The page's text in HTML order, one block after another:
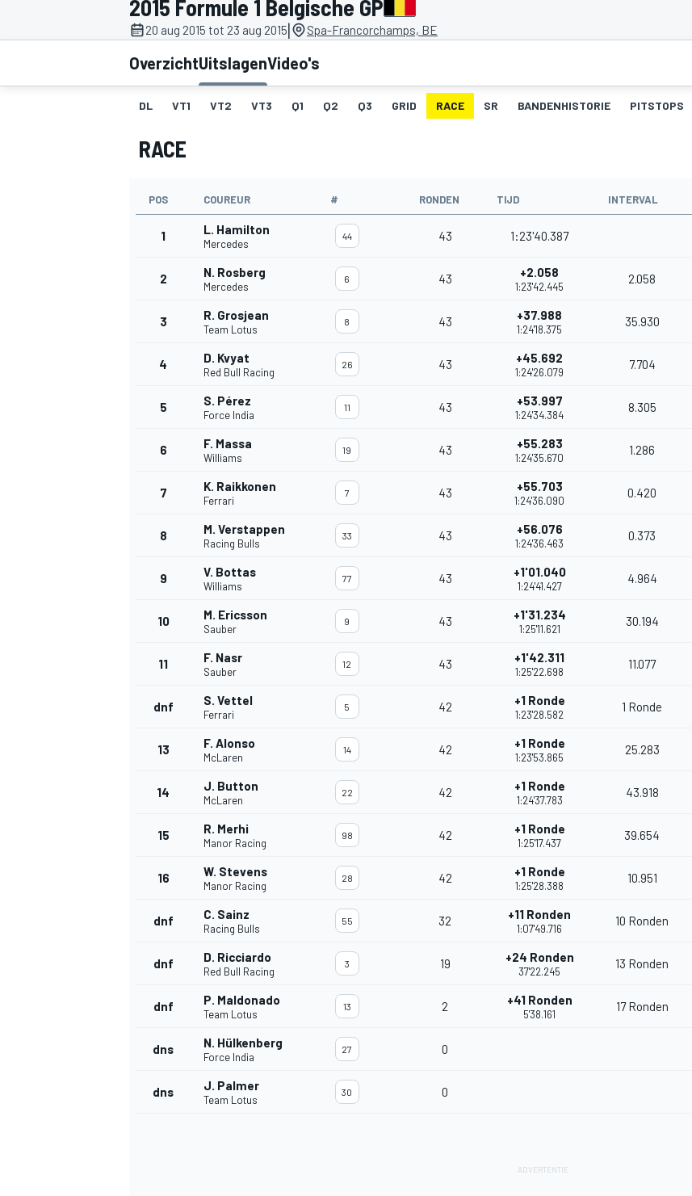
2015 Formule 1 Belgische GP
20 aug 2015 tot 23 aug 2015| Spa-Francorchamps, BE
OverzichtUitslagenVideo's
DL VT1 VT2 VT3 Q1 Q2 Q3 GRID RACE SR BANDENHISTORIE PITSTOPS
RACE
POS COUREUR # RONDEN TIJD INTERVAL
1 L. Hamilton
Mercedes
44 43 1:23'40.387
2 N. Rosberg
Mercedes
6 43 +2.058
1:23'42.445
2.058
3 R. Grosjean
Team Lotus
8 43 +37.988
1:24'18.375
35.930
4 D. Kvyat
Red Bull Racing
26 43 +45.692
1:24'26.079
7.704
5 S. Pérez
Force India
11 43 +53.997
1:24'34.384
8.305
6 F. Massa
Williams
19 43 +55.283
1:24'35.670
1.286
7 K. Raikkonen
Ferrari
7 43 +55.703
1:24'36.090
0.420
8 M. Verstappen
Racing Bulls
33 43 +56.076
1:24'36.463
0.373
9 V. Bottas
Williams
77 43 +1'01.040
1:24'41.427
4.964
10 M. Ericsson
Sauber
9 43 +1'31.234
1:25'11.621
30.194
11 F. Nasr
Sauber
12 43 +1'42.311
1:25'22.698
11.077
dnf S. Vettel
Ferrari
5 42 +1 Ronde
1:23'28.582
1 Ronde
13 F. Alonso
McLaren
14 42 +1 Ronde
1:23'53.865
25.283
14 J. Button
McLaren
22 42 +1 Ronde
1:24'37.783
43.918
15 R. Merhi
Manor Racing
98 42 +1 Ronde
1:25'17.437
39.654
16 W. Stevens
Manor Racing
28 42 +1 Ronde
1:25'28.388
10.951
dnf C. Sainz
Racing Bulls
55 32 +11 Ronden
1:07'49.716
10 Ronden
dnf D. Ricciardo
Red Bull Racing
3 19 +24 Ronden
37'22.245
13 Ronden
dnf P. Maldonado
Team Lotus
13 2 +41 Ronden
5'38.161
17 Ronden
dns N. Hülkenberg
Force India
27 0
dns J. Palmer
Team Lotus
30 0